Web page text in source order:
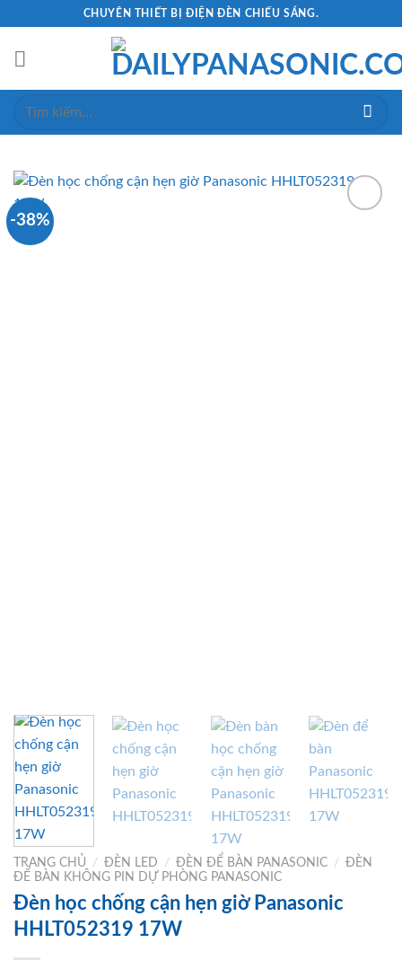
content
CHUYÊN THIẾT BỊ ĐIỆN ĐÈN CHIẾU SÁNG.
Tìm
-38%
TRANG CHỦ / ĐÈN LED / ĐÈN ĐỂ BÀN PANASONIC /
ĐÈN
ĐỂ BÀN KHÔNG PIN DỰ PHÒNG PANASONIC
Đèn học chống cận hẹn giờ Panasonic
HHLT052319 17W